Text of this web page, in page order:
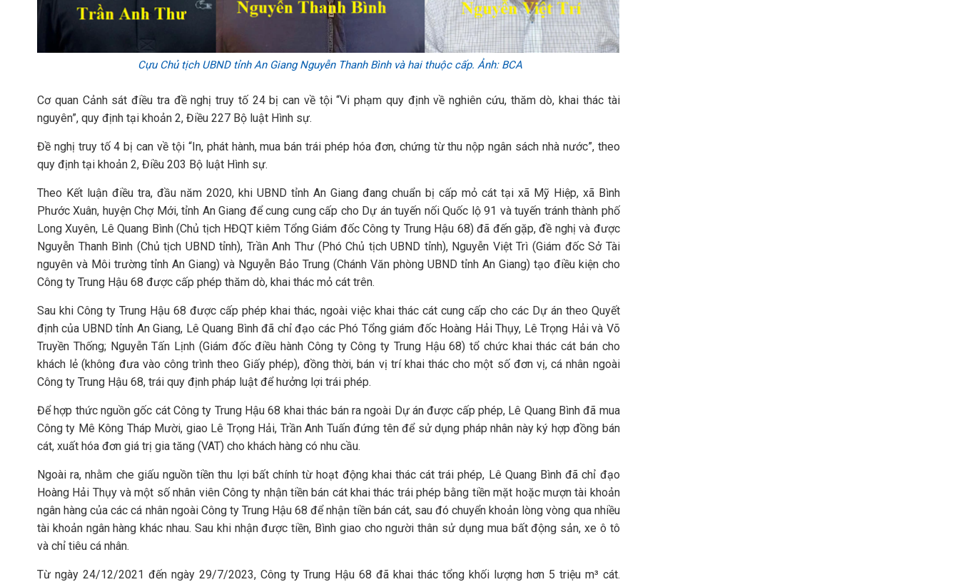
Cựu Chủ tịch UBND tỉnh An Giang Nguyễn Thanh Bình và hai thuộc cấp. Ảnh: BCA
Cơ quan Cảnh sát điều tra đề nghị truy tố 24 bị can về tội “Vi phạm quy định về nghiên cứu, thăm dò, khai thác tài
nguyên”, quy định tại khoản 2, Điều 227 Bộ luật Hình sự.
Đề nghị truy tố 4 bị can về tội “In, phát hành, mua bán trái phép hóa đơn, chứng từ thu nộp ngân sách nhà nước”, theo
quy định tại khoản 2, Điều 203 Bộ luật Hình sự.
Theo Kết luận điều tra, đầu năm 2020, khi UBND tỉnh An Giang đang chuẩn bị cấp mỏ cát tại xã Mỹ Hiệp, xã Bình
Phước Xuân, huyện Chợ Mới, tỉnh An Giang để cung cung cấp cho Dự án tuyến nối Quốc lộ 91 và tuyến tránh thành phố
Long Xuyên, Lê Quang Bình (Chủ tịch HĐQT kiêm Tổng Giám đốc Công ty Trung Hậu 68) đã đến gặp, đề nghị và được
Nguyễn Thanh Bình (Chủ tịch UBND tỉnh), Trần Anh Thư (Phó Chủ tịch UBND tỉnh), Nguyễn Việt Trì (Giám đốc Sở Tài
nguyên và Môi trường tỉnh An Giang) và Nguyễn Bảo Trung (Chánh Văn phòng UBND tỉnh An Giang) tạo điều kiện cho
Công ty Trung Hậu 68 được cấp phép thăm dò, khai thác mỏ cát trên.
Sau khi Công ty Trung Hậu 68 được cấp phép khai thác, ngoài việc khai thác cát cung cấp cho các Dự án theo Quyết
định của UBND tỉnh An Giang, Lê Quang Bình đã chỉ đạo các Phó Tổng giám đốc Hoàng Hải Thụy, Lê Trọng Hải và Võ
Truyền Thống; Nguyễn Tấn Lịnh (Giám đốc điều hành Công ty Công ty Trung Hậu 68) tổ chức khai thác cát bán cho
khách lẻ (không đưa vào công trình theo Giấy phép), đồng thời, bán vị trí khai thác cho một số đơn vị, cá nhân ngoài
Công ty Trung Hậu 68, trái quy định pháp luật để hưởng lợi trái phép.
Để hợp thức nguồn gốc cát Công ty Trung Hậu 68 khai thác bán ra ngoài Dự án được cấp phép, Lê Quang Bình đã mua
Công ty Mê Kông Tháp Mười, giao Lê Trọng Hải, Trần Anh Tuấn đứng tên để sử dụng pháp nhân này ký hợp đồng bán
cát, xuất hóa đơn giá trị gia tăng (VAT) cho khách hàng có nhu cầu.
Ngoài ra, nhằm che giấu nguồn tiền thu lợi bất chính từ hoạt động khai thác cát trái phép, Lê Quang Bình đã chỉ đạo
Hoàng Hải Thụy và một số nhân viên Công ty nhận tiền bán cát khai thác trái phép bằng tiền mặt hoặc mượn tài khoản
ngân hàng của các cá nhân ngoài Công ty Trung Hậu 68 để nhận tiền bán cát, sau đó chuyển khoản lòng vòng qua nhiều
tài khoản ngân hàng khác nhau. Sau khi nhận được tiền, Bình giao cho người thân sử dụng mua bất động sản, xe ô tô
và chỉ tiêu cá nhân.
Từ ngày 24/12/2021 đến ngày 29/7/2023, Công ty Trung Hậu 68 đã khai thác tổng khối lượng hơn 5 triệu m³ cát.